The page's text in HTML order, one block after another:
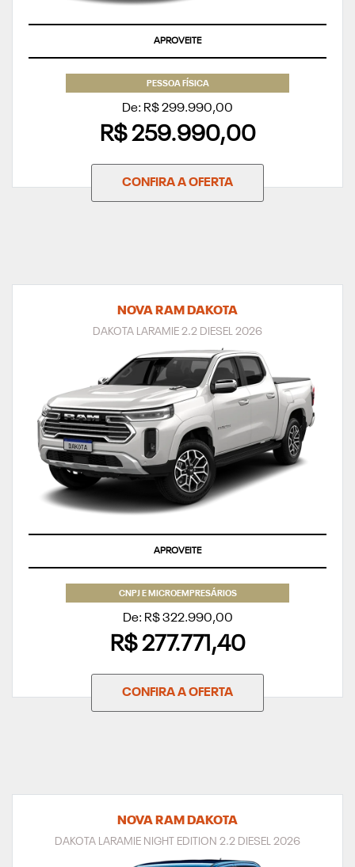
APROVEITE
PESSOA FÍSICA
De: R$ 299.990,00
R$ 259.990,00
CONFIRA A OFERTA
NOVA RAM DAKOTA
DAKOTA LARAMIE 2.2 DIESEL 2026
APROVEITE
CNPJ E MICROEMPRESÁRIOS
De: R$ 322.990,00
R$ 277.771,40
CONFIRA A OFERTA
NOVA RAM DAKOTA
DAKOTA LARAMIE NIGHT EDITION 2.2 DIESEL 2026